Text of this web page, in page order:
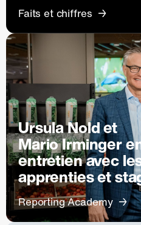
Faits et chiffres
Ursula Nold et
Mario Irminger
entretien avec
apprenties et
Reporting Academy